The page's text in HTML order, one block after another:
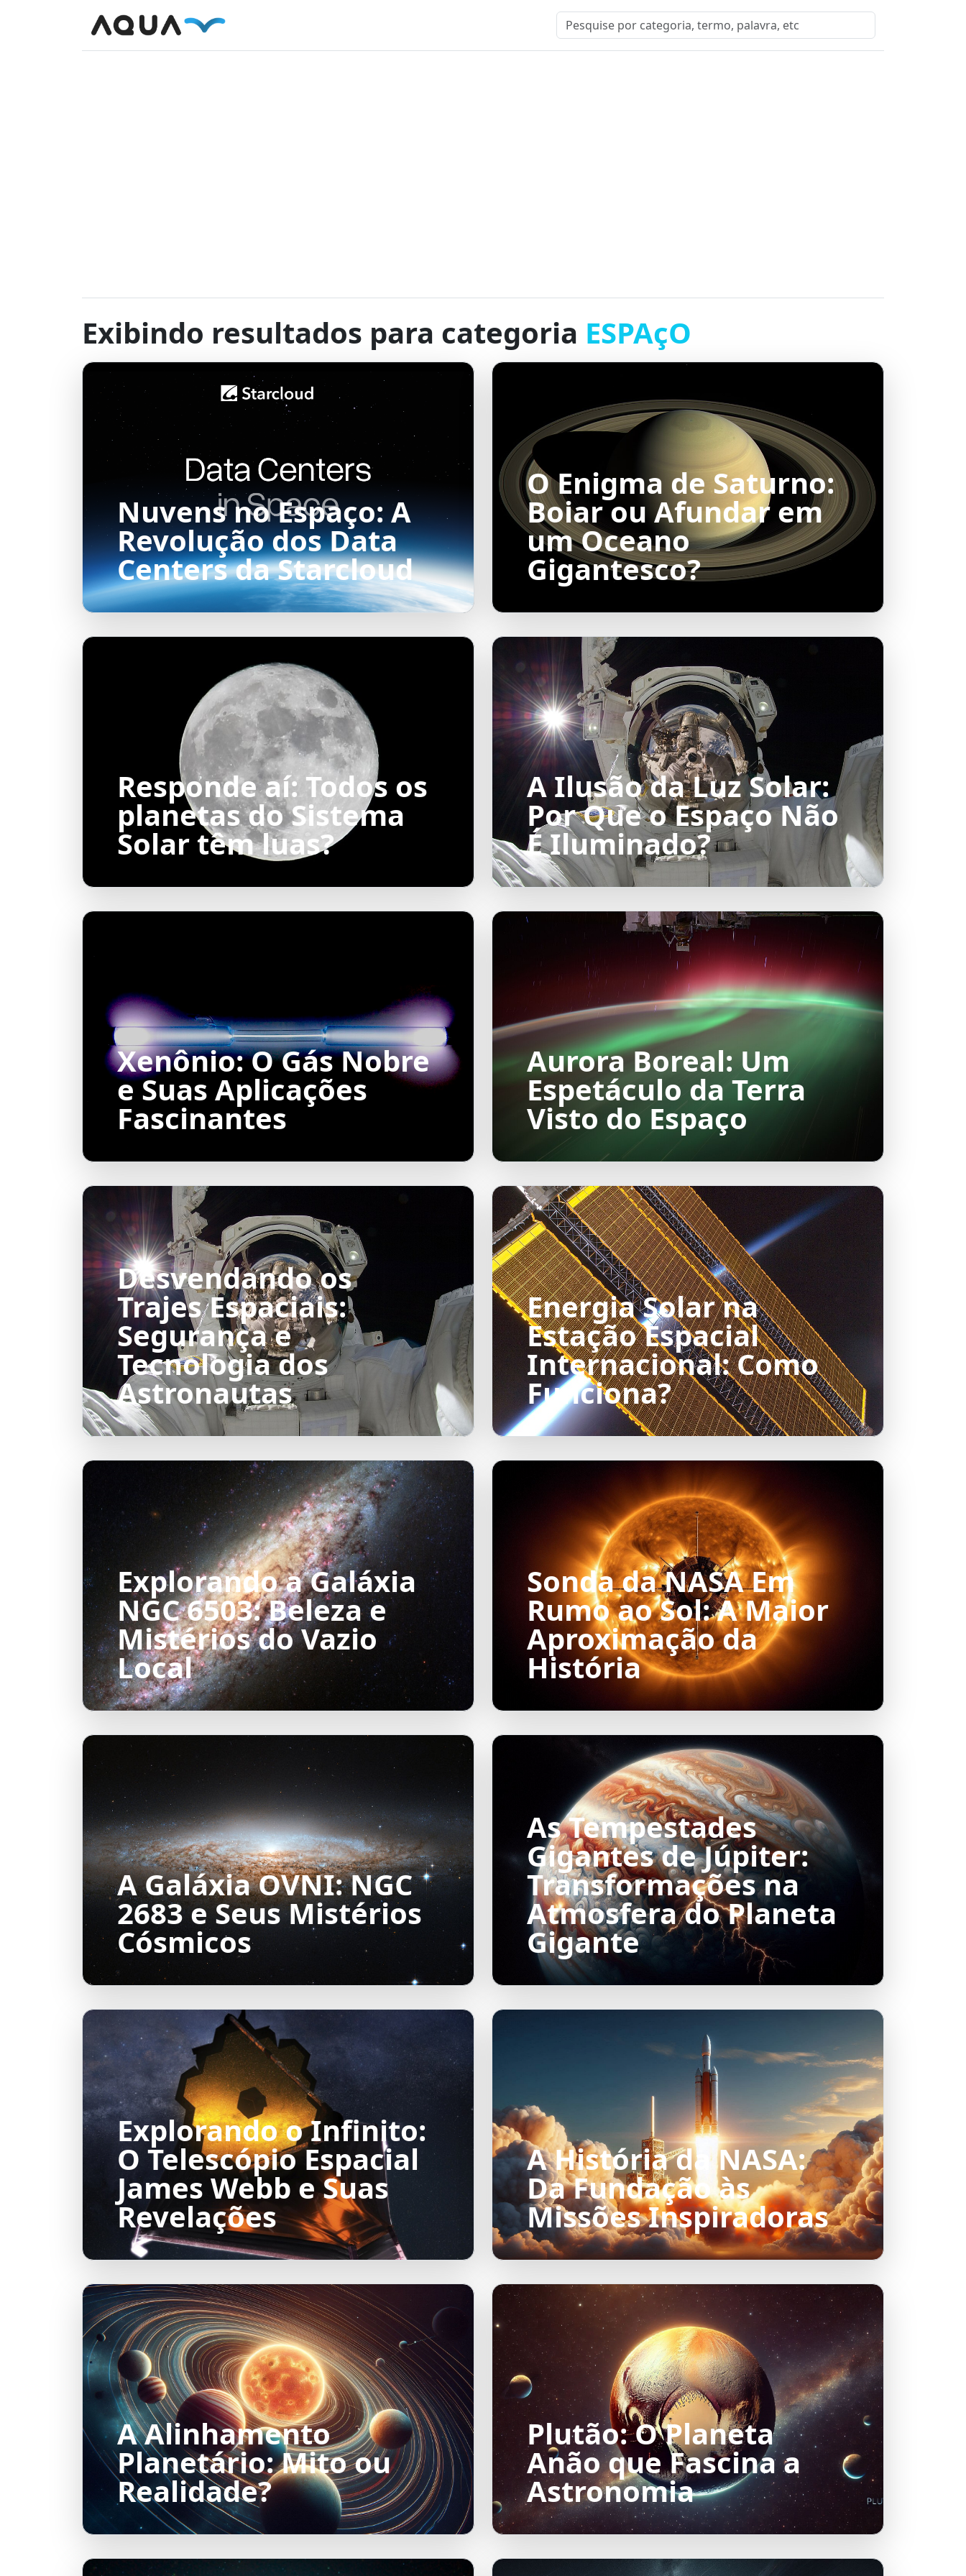
Exibindo resultados para categoria ESPAçO
Nuvens no Espaço: A
Revolução dos Data
Centers da Starcloud
O Enigma de Saturno:
Boiar ou Afundar em
um Oceano
Gigantesco?
Responde aí: Todos os
planetas do Sistema
Solar têm luas?
A Ilusão da Luz Solar:
Por Que o Espaço Não
É Iluminado?
Xenônio: O Gás Nobre
e Suas Aplicações
Fascinantes
Aurora Boreal: Um
Espetáculo da Terra
Visto do Espaço
Desvendando os
Trajes Espaciais:
Segurança e
Tecnologia dos
Astronautas
Energia Solar na
Estação Espacial
Internacional: Como
Funciona?
Explorando a Galáxia
NGC 6503: Beleza e
Mistérios do Vazio
Local
Sonda da NASA Em
Rumo ao Sol: A Maior
Aproximação da
História
A Galáxia OVNI: NGC
2683 e Seus Mistérios
Cósmicos
As Tempestades
Gigantes de Júpiter:
Transformações na
Atmosfera do Planeta
Gigante
Explorando o Infinito:
O Telescópio Espacial
James Webb e Suas
Revelações
A História da NASA:
Da Fundação às
Missões Inspiradoras
A Alinhamento
Planetário: Mito ou
Realidade?
Plutão: O Planeta
Anão que Fascina a
Astronomia